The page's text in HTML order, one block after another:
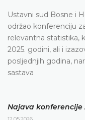
Ustavni sud Bosne i
održao konferenciju
relevantna statistika,
2025. godini, ali i
posljednjih godina,
sastava
Najava konferencije